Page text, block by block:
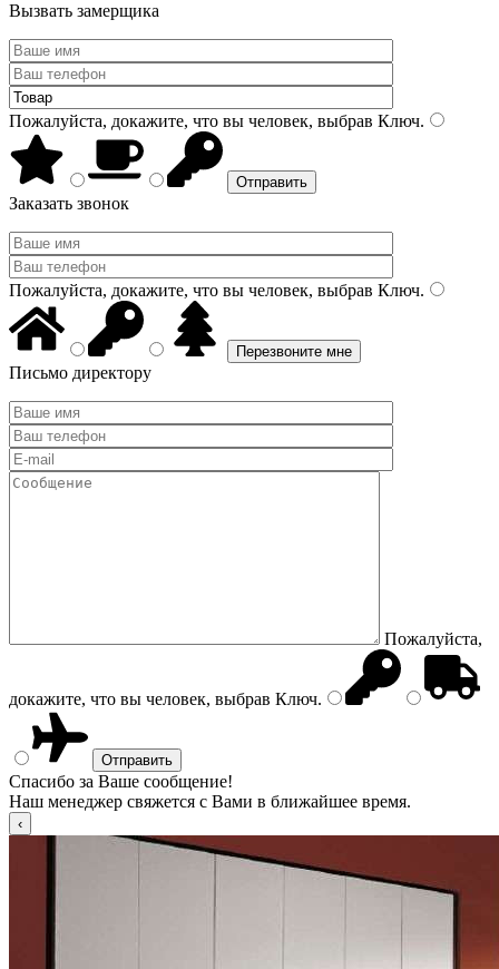
Вызвать замерщика
Пожалуйста, докажите, что вы человек, выбрав Ключ.
Заказать звонок
Пожалуйста, докажите, что вы человек, выбрав Ключ.
Письмо директору
Пожалуйста,
докажите, что вы человек, выбрав Ключ.
Спасибо за Ваше сообщение!
Наш менеджер свяжется с Вами в ближайшее время.